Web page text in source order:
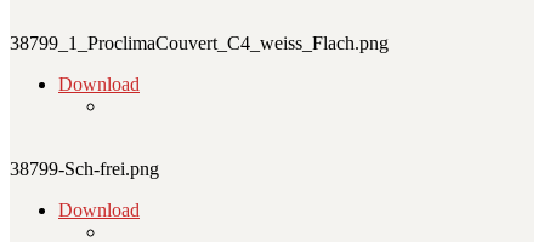
38799_1_ProclimaCouvert_C4_weiss_Flach.png
Download
38799-Sch-frei.png
Download